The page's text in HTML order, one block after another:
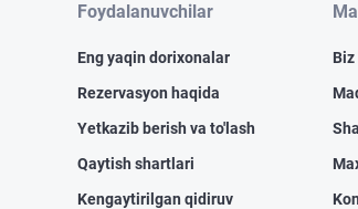
Foydalanuvchilar
Eng yaqin dorixonalar
Rezervasyon haqida
Yetkazib berish va to'lash
Qaytish shartlari
Kengaytirilgan qidiruv